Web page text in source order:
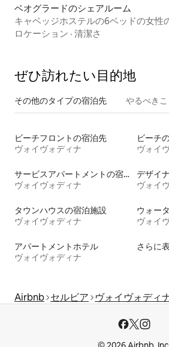
ベオグラードのシェアルーム
キャベッジホステルの6ベッドの女性
ド
ロケーション · 清潔さ
ぜひ訪⁠れ⁠た⁠い目⁠的⁠地
その他のタ⁠イ⁠プ⁠の宿⁠泊⁠先 やるべきこ
ビーチフロントの宿泊先
ヴォイヴォディナ
ビーチ
ヴォイ
サービスアパートメントの宿泊施設
ヴォイヴォディナ
デザイ
ヴォイ
タウンハウスの宿泊施設
ヴォイヴォディナ
ヴォイ
アパートメントホテル
ヴォイヴォディナ
さらに
Airbnb セルビア ヴォイヴォディ